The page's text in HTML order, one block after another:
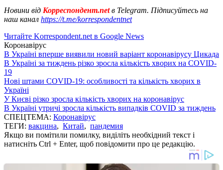
Новини від Корреспондент.netв Telegram. Підписуйтесь на
наш канал https://t.me/korrespondentnet
Читайте Korrespondent.net в Google News
Коронавірус
В Україні вперше виявили новий варіант коронавірусу Цикада
В Україні за тиждень різко зросла кількість хворих на COVID-
19
Нові штами COVID-19: особливості та кількість хворих в
Україні
У Києві різко зросла кількість хворих на коронавірус
В Україні утричі зросла кількість випадків COVID за тиждень
СПЕЦТЕМА: Коронавірус
ТЕГИ: вакцина, Китай, пандемия
Якщо ви помітили помилку, виділіть необхідний текст і
натисніть Ctrl + Enter, щоб повідомити про це редакцію.